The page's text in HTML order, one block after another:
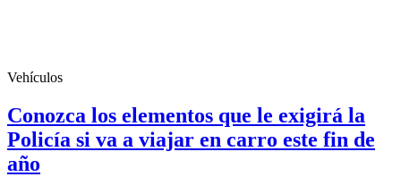
Vehículos
Conozca los elementos que le exigirá la
Policía si va a viajar en carro este fin de
año